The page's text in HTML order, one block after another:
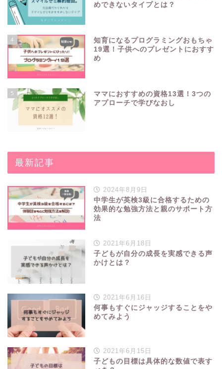
めできないタイプとは？
4
知育になるプログラミングおもちゃ
19選！子供へのプレゼントにおすす
め
5
ママにおすすめの資格13選！3つの
アプローチで学びなおし
最新記事
2024年8月9日
中学生が英検3級に合格するための
効果的な勉強方法と親のサポート方
法
2021年6月18日
子どもが自分の成長を実感できる声
かけとは？
2021年6月16日
何事もすぐにジャッジすることをや
めてみよう
2021年6月15日
子どもの目標は具体的な数値で表す